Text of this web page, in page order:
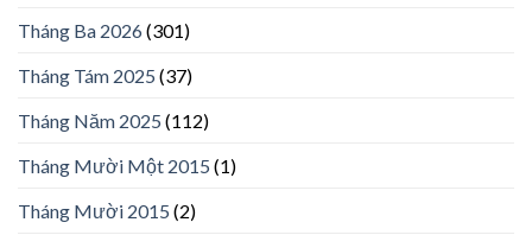
Tháng Ba 2026(301)
Tháng Tám 2025 (37)
Tháng Năm 2025 (112)
Tháng Mười Một 2015 (1)
Tháng Mười 2015 (2)